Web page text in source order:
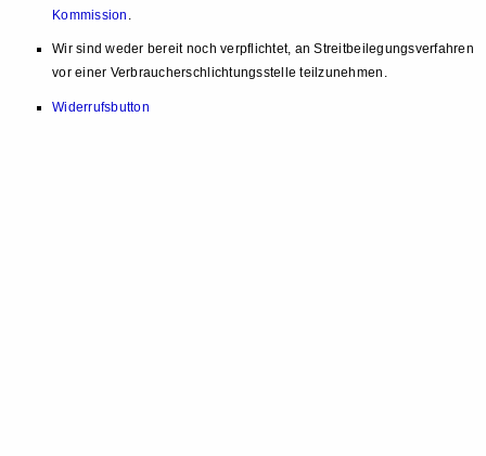
Kommission .
Wir sind weder bereit noch verpflichtet, an Streitbeilegungsverfahren
vor einer Verbraucherschlichtungsstelle teilzunehmen.
Widerrufsbutton